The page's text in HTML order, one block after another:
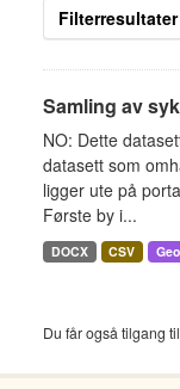
Filterresultater
Samling av
NO: Dette
datasett som
ligger ute på
Første by i...
DOCX CSV
Du får også tilgang